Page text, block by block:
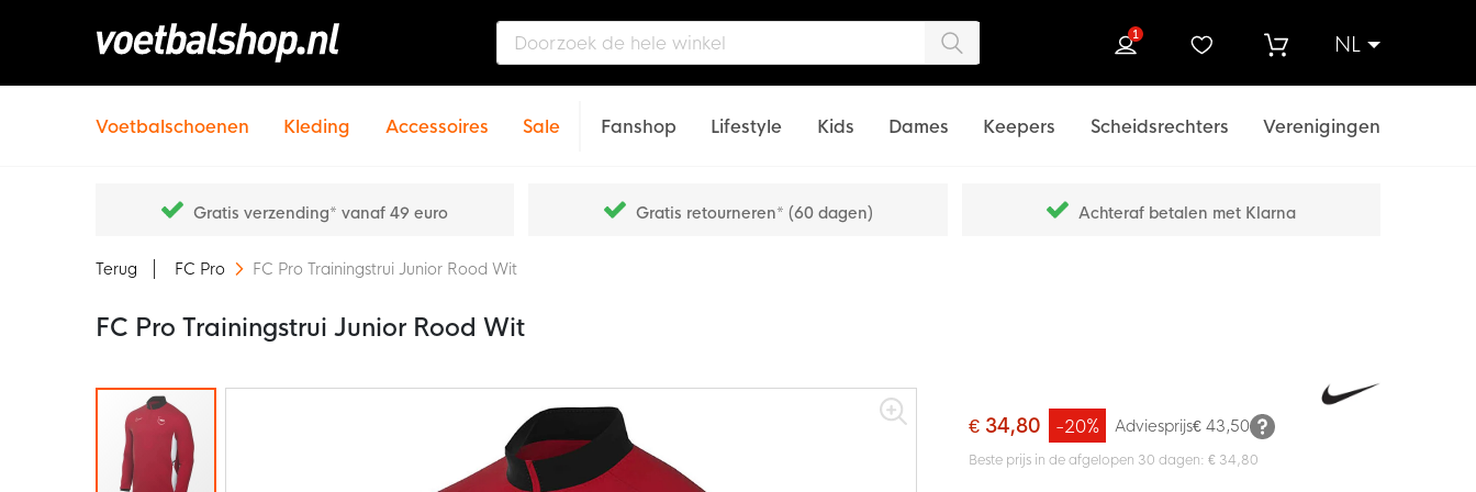
NL
1
Voetbalschoenen Kleding Accessoires Sale Fanshop Lifestyle Kids Dames Keepers Scheidsrechters Verenigingen
Gratis verzending* vanaf 49 euro Gratis retourneren* (60 dagen) Achteraf betalen met Klarna
Terug FC Pro FC Pro Trainingstrui Junior Rood Wit
FC Pro Trainingstrui Junior Rood Wit
Ga
einde
€ 34,80 Adviesprijs€ 43,50
-20%
Beste prijs in de afgelopen 30 dagen: € 34,80